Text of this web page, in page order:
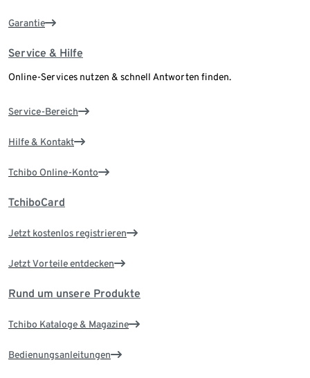
Garantie
Service & Hilfe
Online-Services nutzen & schnell Antworten finden.
Service-Bereich
Hilfe & Kontakt
Tchibo Online-Konto
TchiboCard
Jetzt kostenlos registrieren
Jetzt Vorteile entdecken
Rund um unsere Produkte
Tchibo Kataloge & Magazine
Bedienungsanleitungen